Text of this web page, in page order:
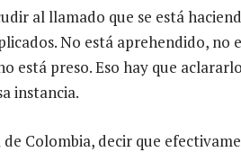
al llamado que se está
No está aprehendido, no
está preso. Eso hay que
instancia.
Colombia, decir que